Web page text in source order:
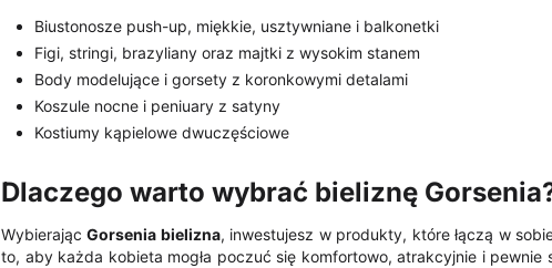
Biustonosze push-up, miękkie, usztywniane i balkonetki
Figi, stringi, brazyliany oraz majtki z wysokim stanem
Body modelujące i gorsety z koronkowymi detalami
Koszule nocne i peniuary z satyny
Kostiumy kąpielowe dwuczęściowe
Dlaczego warto wybrać bieliznę
WybierającGorsenia bielizna, inwestujesz w produkty, które łączą w
to, aby każda kobieta mogła poczuć się komfortowo, atrakcyjnie i